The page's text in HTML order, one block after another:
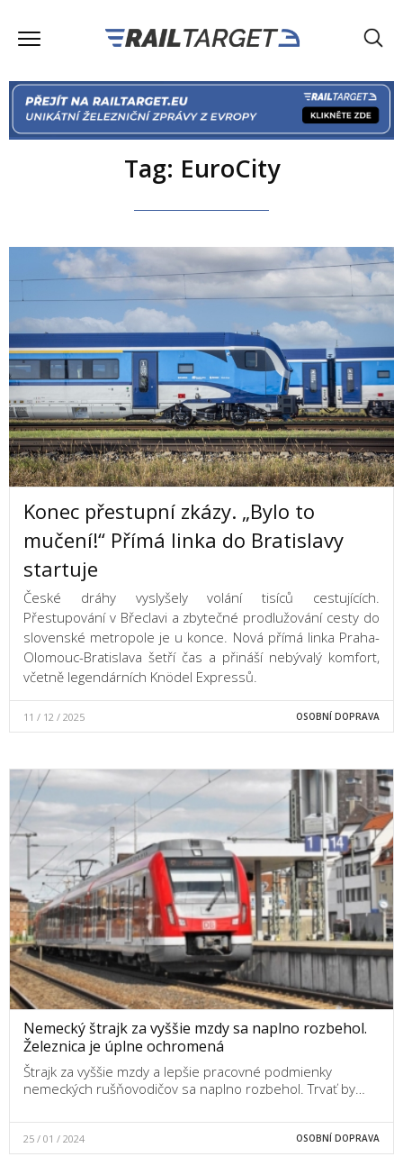
Tag: EuroCity
Konec přestupní zkázy. „Bylo to
mučení!“ Přímá linka do Bratislavy
startuje
České dráhy vyslyšely volání tisíců cestujících.
Přestupování v Břeclavi a zbytečné prodlužování cesty do
slovenské metropole je u konce. Nová přímá linka Praha-
Olomouc-Bratislava šetří čas a přináší nebývalý komfort,
včetně legendárních Knödel Expressů.
11 / 12 / 2025 OSOBNÍ DOPRAVA
Nemecký štrajk za vyššie mzdy sa naplno rozbehol.
Železnica je úplne ochromená
Štrajk za vyššie mzdy a lepšie pracovné podmienky
nemeckých rušňovodičov sa naplno rozbehol. Trvať by…
25 / 01 / 2024 OSOBNÍ DOPRAVA